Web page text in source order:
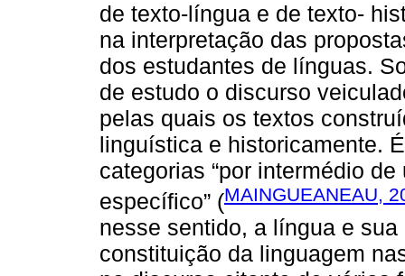
de texto-língua e de texto-
na interpretação das
dos estudantes de línguas.
de estudo o discurso
pelas quais os textos
linguística e historicamente.
categorias “por intermédio
específico” (MAINGUEANEAU,
nesse sentido, a língua e
constituição da linguagem